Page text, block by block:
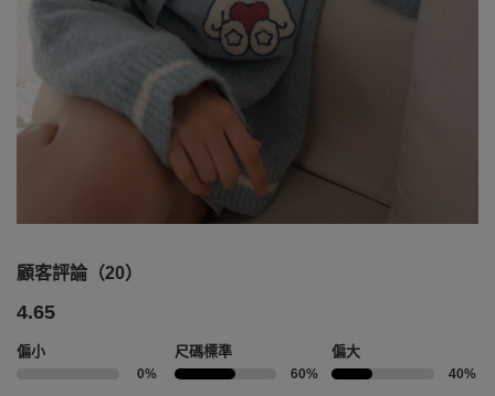
顧客評論（20）
4.65
偏小
0%
尺碼標準
60%
偏大
40%